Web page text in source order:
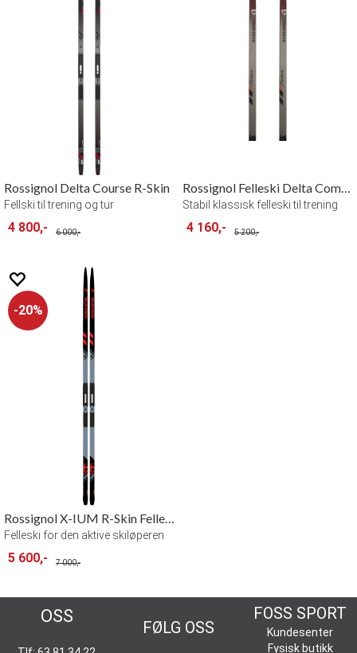
Rossignol Delta Course R-Skin
Fellski til trening og tur
4 800,- 6 000,-
Rossignol Felleski Delta Comp R-Skin
Stabil klassisk felleski til trening
4 160,- 5 200,-
20%
Rossignol X-IUM R-Skin Felleski
Felleski for den aktive skiløperen
5 600,- 7 000,-
OSS
FØLG OSS
FOSS SPORT
Kundesenter
Fysisk butikk